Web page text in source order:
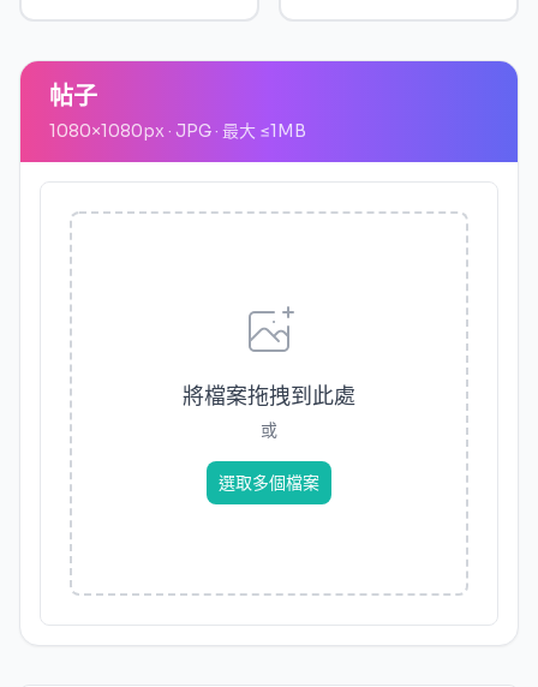
帖子
1080×1080px · JPG · 最大 ≤1MB
將檔案拖拽到此處
或
選取多個檔案